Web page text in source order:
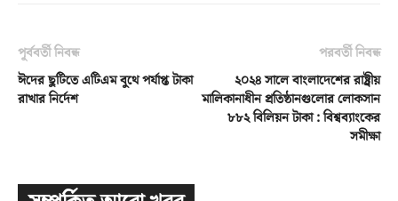
পূর্ববর্তী নিবন্ধ
ঈদের ছুটিতে এটিএম বুথে পর্যাপ্ত টাকা
রাখার নির্দেশ
পরবর্তী নিবন্ধ
২০২৪ সালে বাংলাদেশের রাষ্ট্রীয়
মালিকানাধীন প্রতিষ্ঠানগুলোর লোকসান
৮৮২ বিলিয়ন টাকা : বিশ্বব্যাংকের
সমীক্ষা